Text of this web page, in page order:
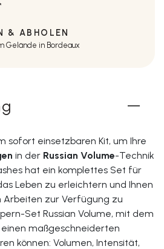
& ABHOLEN
Gelände in Bordeaux
sofort einsetzbaren Kit, um Ihre
in der Russian Volume-Technik
hat ein komplettes Set für
Leben zu erleichtern und Ihnen
zur Verfügung zu
Set Russian Volume, mit dem
einen maßgeschneiderten
können: Volumen, Intensität,